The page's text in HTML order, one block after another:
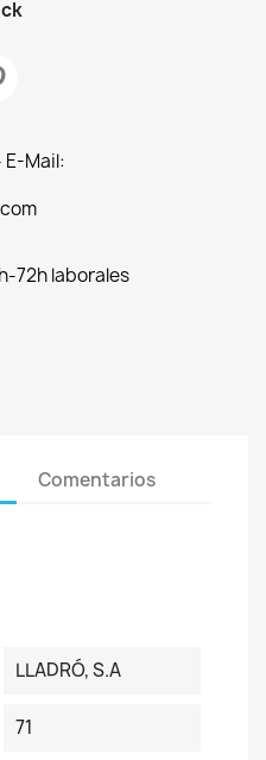
E-Mail:
72h laborales
Comentarios
LLADRÓ, S.A
71